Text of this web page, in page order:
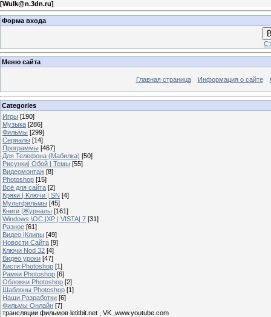
[Wulk@n.3dn.ru]
Форма входа
Меню сайта
Главная страница Информация о сайте
Categories
Игры [190]
Музыка [286]
Фильмы [299]
Сериалы [14]
Программы [467]
Для Телефона (Мабилка) [50]
Рисунки| Обой | Темы [55]
Видеомонтаж [8]
Photoshop [15]
Всё для сайта [2]
Кряки | Kлючи | SN [4]
Мультфильмы [45]
Книги |Журналы [161]
Windows \OC |XP | VISTA| 7 [31]
Разное [61]
Видео |Клипы [49]
Новости Сайта [9]
Ключи Nod 32 [4]
Видео уроки [47]
Кисти Photoshop [1]
Рамки Photoshop [6]
Обложки Photoshop [2]
Шаблоны Photoshop [1]
Наши Разработки [6]
Фильмы Онлайн [7]
трансляции фильмов letitbit.net , VK ,www.youtube.com